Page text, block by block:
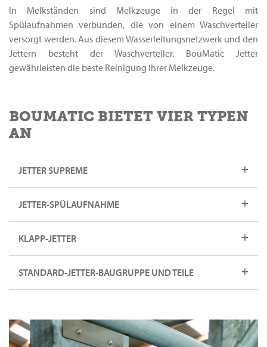
In Melkständen sind Melkzeuge in der Regel mit
Spülaufnahmen verbunden, die von einem Waschverteiler
versorgt werden. Aus diesem Wasserleitungsnetzwerk und den
Jettern besteht der Waschverteiler. BouMatic Jetter
gewährleisten die beste Reinigung Ihrer Melkzeuge.
BOUMATIC BIETET VIER TYPEN
AN
JETTER SUPREME
JETTER-SPÜLAUFNAHME
KLAPP-JETTER
STANDARD-JETTER-BAUGRUPPE UND TEILE